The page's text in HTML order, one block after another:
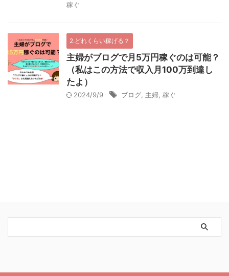
稼ぐ
2.どれくらい稼げる？
主婦がブログで月5万円稼ぐのは可能？
（私はこの方法で収入月100万到達し
たよ）
2024/9/9 ブログ 主婦 稼ぐ